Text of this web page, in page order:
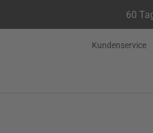
60
Kundenservice